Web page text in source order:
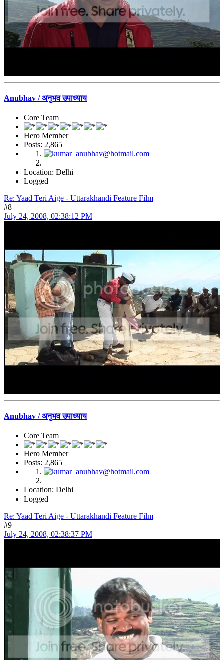
Anubhav / अनुभव उपाध्याय
Core Team
Hero Member
Posts: 2,865
Location: Delhi
Logged
Re: Yaad Teri Aige - Uttarakhandi Feature Film
#8
July 24, 2008, 02:38:12 PM
Anubhav / अनुभव उपाध्याय
Core Team
Hero Member
Posts: 2,865
Location: Delhi
Logged
Re: Yaad Teri Aige - Uttarakhandi Feature Film
#9
July 24, 2008, 02:38:37 PM